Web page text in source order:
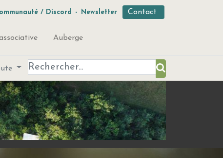
/ Discord - Newsletter Contact
Auberge